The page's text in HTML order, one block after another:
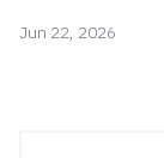
Jun 22, 2026